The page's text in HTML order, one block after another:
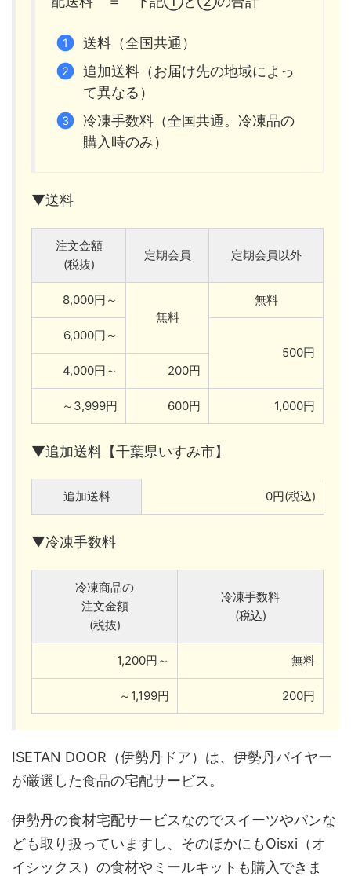
送料（全国共通）
追加送料（お届け先の地域によっ
て異なる）
冷凍手数料（全国共通。冷凍品の
購入時のみ）
▼送料
注文金額
(税抜)
定期会員 定期会員以外
8,000円～
無料
無料
6,000円～
500円
4,000円～
200円
～3,999円 600円 1,000円
▼追加送料【千葉県いすみ市】
追加送料 0円(税込)
▼冷凍手数料
冷凍商品の
注文金額
(税抜)
冷凍手数料
(税込)
1,200円～ 無料
～1,199円 200円
ISETAN DOOR（伊勢丹ドア）は、伊勢丹バイヤー
が厳選した食品の宅配サービス。
伊勢丹の食材宅配サービスなのでスイーツやパンな
ども取り扱っていますし、そのほかにもOisxi（オ
イシックス）の食材やミールキットも購入できま